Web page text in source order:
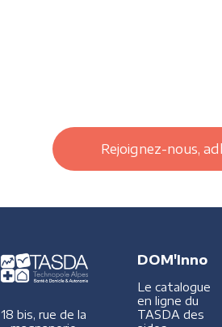
Rejoignez-nous,
18 bis, rue de la
DOM'Inno
Le catalogue
en ligne du
TASDA des